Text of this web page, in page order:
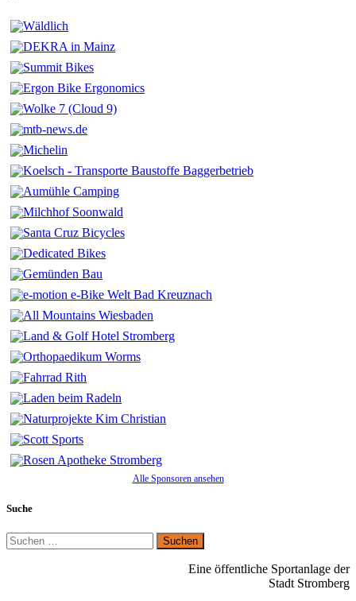
Alle Sponsoren ansehen
Suche
Suchen
nach:
Eine öffentliche Sportanlage der
Stadt Stromberg